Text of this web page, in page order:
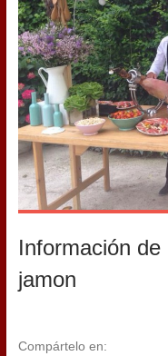
Información
jamon
Compártelo en: